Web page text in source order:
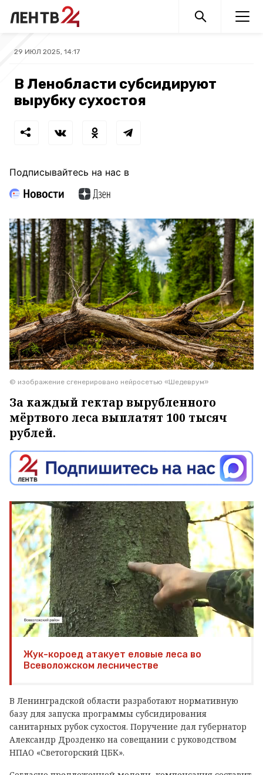
29 ИЮЛ 2025, 14:17
В Ленобласти субсидируют
вырубку сухостоя
Подписывайтесь на нас в
© изображение сгенерировано нейросетью «Шедеврум»
За каждый гектар вырубленного
мёртвого леса выплатят 100 тысяч
рублей.
Жук-короед атакует еловые леса во
Всеволожском лесничестве
В Ленинградской области разработают нормативную
базу для запуска программы субсидирования
санитарных рубок сухостоя. Поручение дал губернатор
Александр Дрозденко на совещании с руководством
НПАО «Светогорский ЦБК».